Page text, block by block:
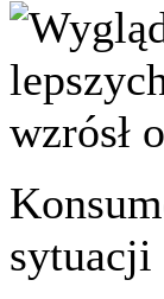
wzrósł
sytuacji